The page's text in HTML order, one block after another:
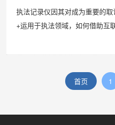
执法记录仪因其对成为重要的
+运用于执法领域，如何借助互
在推动科学执法、智能执法、
首页
1